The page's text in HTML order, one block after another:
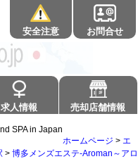
安全注意 お問合せ
求人情報 売却店舗情報
SPA in Japan
ホームページ > エ
> 博多メンズエステ-Aroman～アロ